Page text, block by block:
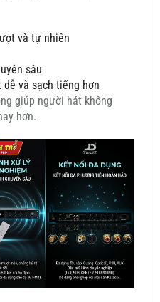
và tự nhiên
sâu
dễ và sạch tiếng hơn
giúp người hát không
hơn.